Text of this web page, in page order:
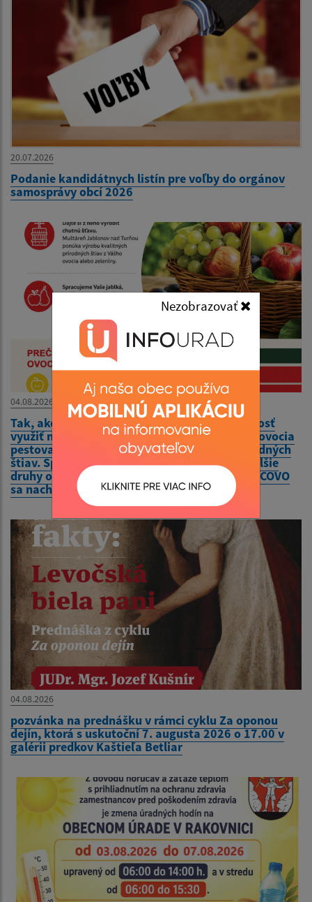
Nezobrazovať
20.07.2026
Podanie kandidátnych listín pre voľby do orgánov
samosprávy obcí 2026
04.08.2026
Tak, ako každý rok, aj tento ponúkame možnosť
využiť naše služby muštovania – spracovanie ovocia
pestovateľov a výrobu kvalitných 100% prírodných
štiav. Spracujeme jablká, hrušky, hrozno a ďalšie
druhy ovocia a zeleniny. Naša prevádzka OVOCOVO
sa nachádza
04.08.2026
pozvánka na prednášku v rámci cyklu Za oponou
dejín, ktorá s uskutoční 7. augusta 2026 o 17.00 v
galérii predkov Kaštieľa Betliar